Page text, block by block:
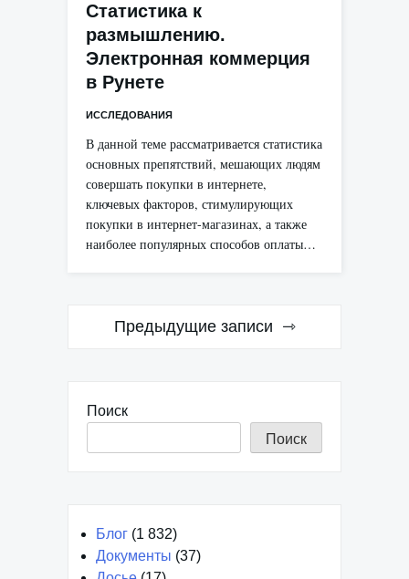
Статистика к
размышлению.
Электронная коммерция
в Рунете
ИССЛЕДОВАНИЯ
В данной теме рассматривается статистика
основных препятствий, мешающих людям
совершать покупки в интернете,
ключевых факторов, стимулирующих
покупки в интернет-магазинах, а также
наиболее популярных способов оплаты…
Навигация
Предыдущие записи
Поиск
Поиск
Блог (1 832)
Документы (37)